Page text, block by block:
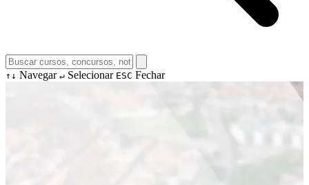
↑↓ Navegar ↵ Selecionar ESC Fechar